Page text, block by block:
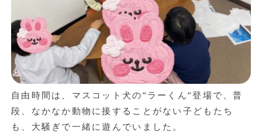
自由時間は、マスコット犬の”ラーくん”登場で、普
段、なかなか動物に接することがない子どもたち
も、大騒ぎで一緒に遊んでいました。